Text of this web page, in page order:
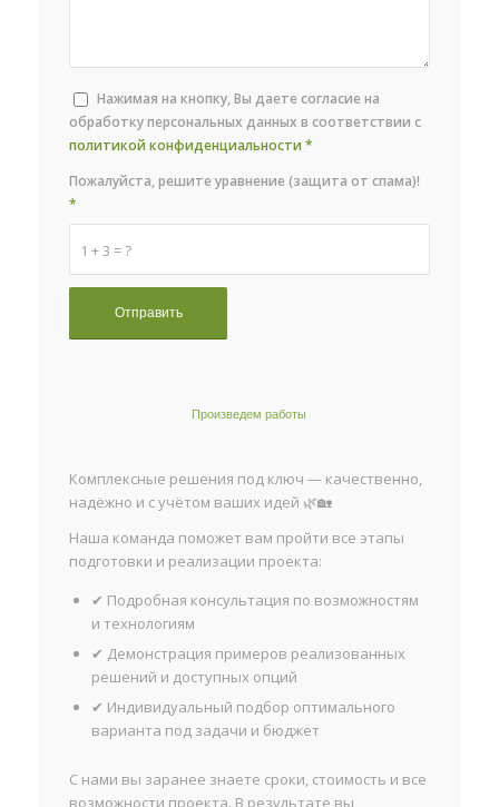
Нажимая на кнопку, Вы даете согласие на
обработку персональных данных в соответствии с
политикой конфиденциальности *
1 + 3 = ?
Пожалуйста, решите уравнение (защита от спама)!
*
Произведем работы
Комплексные решения под ключ — качественно,
надёжно и с учётом ваших идей 🌿🏡
Наша команда поможет вам пройти все этапы
подготовки и реализации проекта:
✔ Подробная консультация по возможностям
и технологиям
✔ Демонстрация примеров реализованных
решений и доступных опций
✔ Индивидуальный подбор оптимального
варианта под задачи и бюджет
С нами вы заранее знаете сроки, стоимость и все
возможности проекта. В результате вы